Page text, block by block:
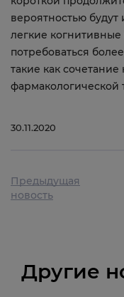
вероятностью
легкие
потребоваться
такие как
фармакологической
30.11.2020
Предыдущая
новость
Другие